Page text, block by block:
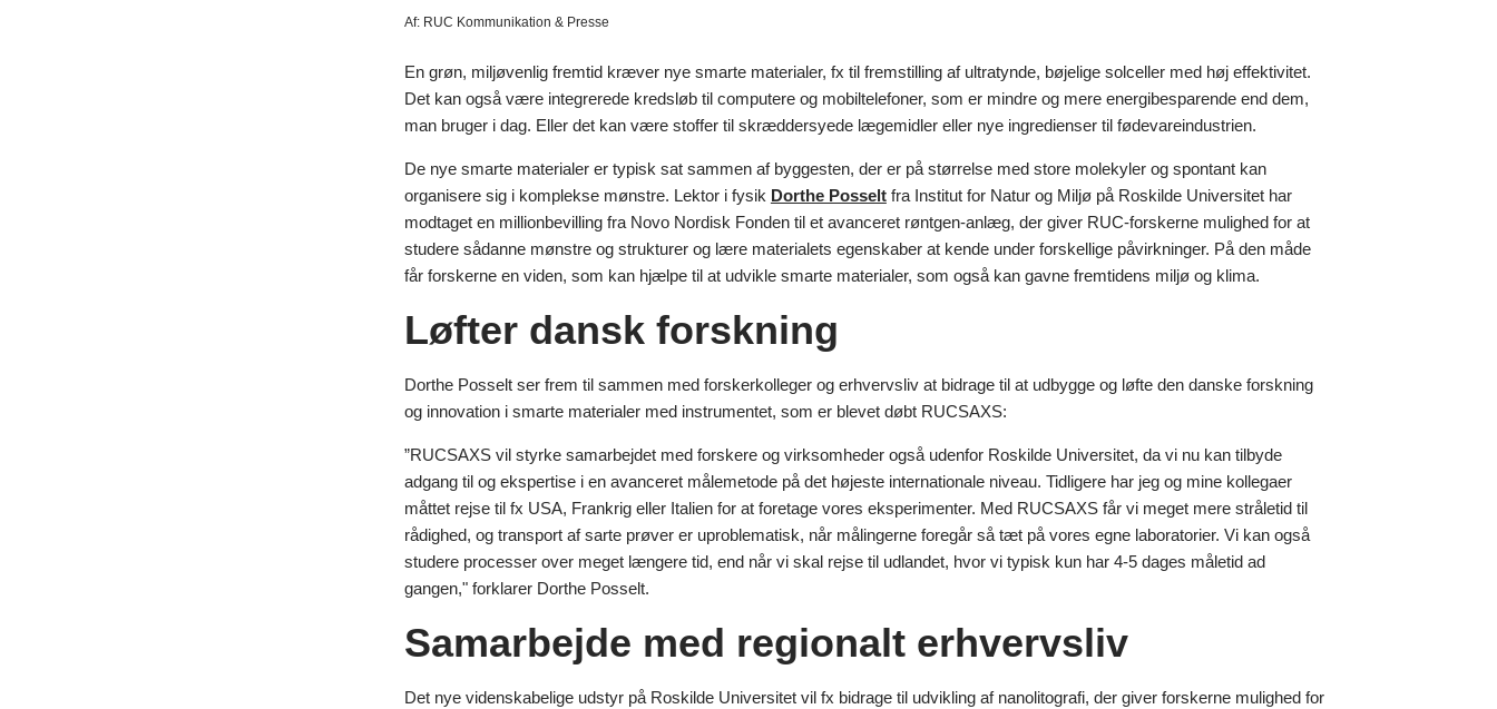
Af:RUC Kommunikation & Presse
En grøn, miljøvenlig fremtid kræver nye smarte materialer, fx til fremstilling af ultratynde, bøjelige solceller med høj effektivitet.
Det kan også være integrerede kredsløb til computere og mobiltelefoner, som er mindre og mere energibesparende end dem,
man bruger i dag. Eller det kan være stoffer til skræddersyede lægemidler eller nye ingredienser til fødevareindustrien.
De nye smarte materialer er typisk sat sammen af byggesten, der er på størrelse med store molekyler og spontant kan
organisere sig i komplekse mønstre. Lektor i fysik Dorthe Posseltfra Institut for Natur og Miljø på Roskilde Universitet har
modtaget en millionbevilling fra Novo Nordisk Fonden til et avanceret røntgen-anlæg, der giver RUC-forskerne mulighed for at
studere sådanne mønstre og strukturer og lære materialets egenskaber at kende under forskellige påvirkninger. På den måde
får forskerne en viden, som kan hjælpe til at udvikle smarte materialer, som også kan gavne fremtidens miljø og klima.
Løfter dansk forskning
Dorthe Posselt ser frem til sammen med forskerkolleger og erhvervsliv at bidrage til at udbygge og løfte den danske forskning
og innovation i smarte materialer med instrumentet, som er blevet døbt RUCSAXS:
”RUCSAXS vil styrke samarbejdet med forskere og virksomheder også udenfor Roskilde Universitet, da vi nu kan tilbyde
adgang til og ekspertise i en avanceret målemetode på det højeste internationale niveau. Tidligere har jeg og mine kollegaer
måttet rejse til fx USA, Frankrig eller Italien for at foretage vores eksperimenter. Med RUCSAXS får vi meget mere stråletid til
rådighed, og transport af sarte prøver er uproblematisk, når målingerne foregår så tæt på vores egne laboratorier. Vi kan også
studere processer over meget længere tid, end når vi skal rejse til udlandet, hvor vi typisk kun har 4-5 dages måletid ad
gangen," forklarer Dorthe Posselt.
Samarbejde med regionalt erhvervsliv
Det nye videnskabelige udstyr på Roskilde Universitet vil fx bidrage til udvikling af nanolitografi, der giver forskerne mulighed for